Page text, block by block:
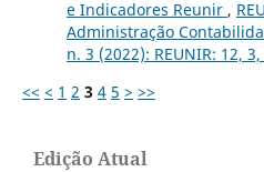
e Indicadores Reunir ,
Administração
n. 3 (2022): REUNIR: 12,
<< < 1 2 3 4 5 > >>
Edição Atual